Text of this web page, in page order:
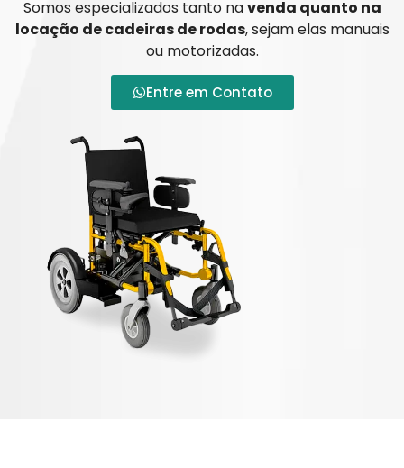
Somos especializados tanto navenda quanto na
locação de cadeiras de rodas, sejam elas manuais
ou motorizadas.
Entre em Contato